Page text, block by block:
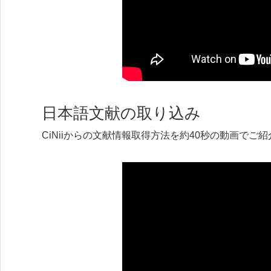
日本語文献の取り込み
CiNiiからの文献情報取得方法を約40秒の動画でご紹